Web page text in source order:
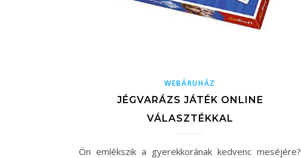
WEBÁRUHÁZ
JÉGVARÁZS JÁTÉK ONLINE
VÁLASZTÉKKAL
Ön emlékszik a gyerekkorának kedvenc meséjére?